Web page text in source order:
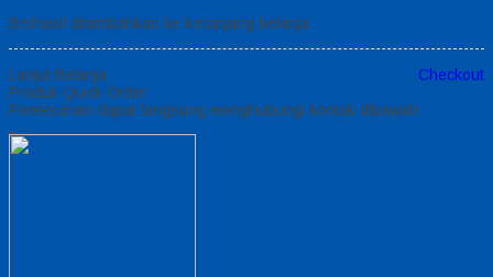
Berhasil ditambahkan ke keranjang belanja
Lanjut Belanja
Checkout
Produk Quick Order
Pemesanan dapat langsung menghubungi kontak dibawah: